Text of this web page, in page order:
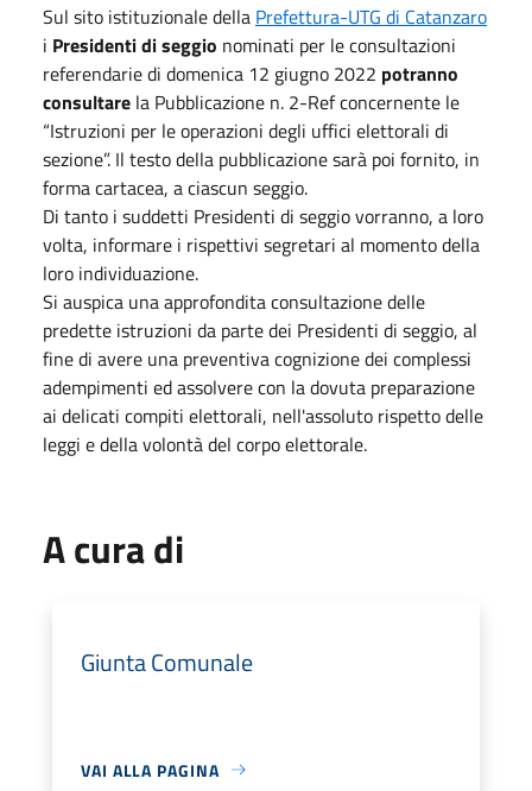
Sul sito istituzionale della Prefettura-UTG di Catanzaro
i Presidenti di seggio nominati per le consultazioni
referendarie di domenica 12 giugno 2022 potranno
consultare la Pubblicazione n. 2-Ref concernente le
“Istruzioni per le operazioni degli uffici elettorali di
sezione”. Il testo della pubblicazione sarà poi fornito, in
forma cartacea, a ciascun seggio.
Di tanto i suddetti Presidenti di seggio vorranno, a loro
volta, informare i rispettivi segretari al momento della
loro individuazione.
Si auspica una approfondita consultazione delle
predette istruzioni da parte dei Presidenti di seggio, al
fine di avere una preventiva cognizione dei complessi
adempimenti ed assolvere con la dovuta preparazione
ai delicati compiti elettorali, nell'assoluto rispetto delle
leggi e della volontà del corpo elettorale.
A cura di
Giunta Comunale
VAI ALLA PAGINA